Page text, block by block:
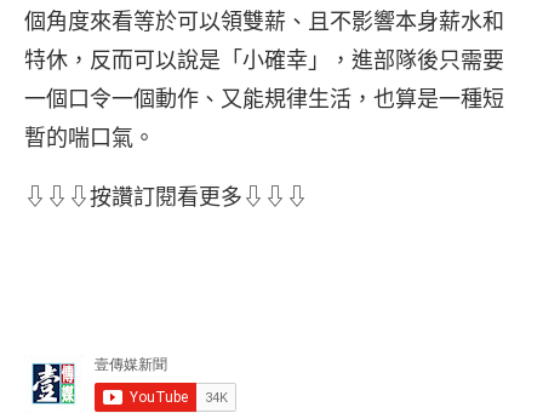
個角度來看等於可以領雙薪、且不影響本身薪水和
特休，反而可以說是「小確幸」，進部隊後只需要
一個口令一個動作、又能規律生活，也算是一種短
暫的喘口氣。
⇩⇩⇩按讚訂閱看更多⇩⇩⇩